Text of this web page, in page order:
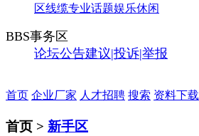
区线缆专业话题娱乐休闲
BBS事务区
论坛公告建议|投诉|举报
首页 企业厂家 人才招聘 搜索 资料下载
首页 > 新手区